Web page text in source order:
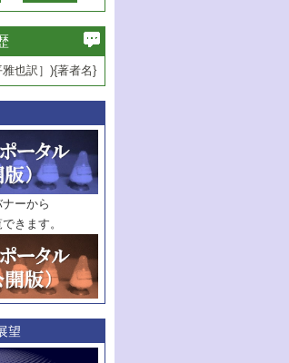
也訳］){著者名}
ーから
きます。
望